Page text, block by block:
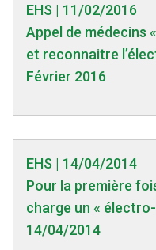
EHS | 11/02/2016
Appel de médecins
et reconnaitre
Février 2016
EHS | 14/04/2014
Pour la première
charge un «
14/04/2014